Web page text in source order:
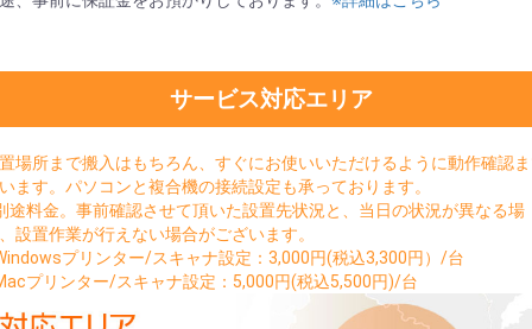
サービス対応エリア
場所まで搬入はもちろん、すぐにお使いいただけるように動作確認
ます。パソコンと複合機の接続設定も承っております。
途料金。事前確認させて頂いた設置先状況と、当日の状況が異なる場
設置作業が行えない場合がございます。
プリンター/スキャナ設定：3,000円(税込3,300円）/台
プリンター/スキャナ設定：5,000円(税込5,500円)/台